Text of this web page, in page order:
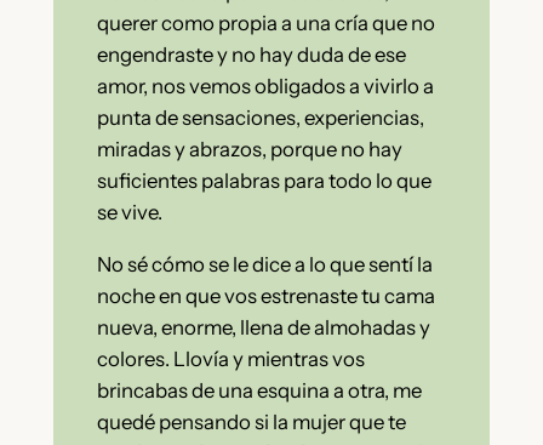
querer como propia a una cría que no
engendraste y no hay duda de ese
amor, nos vemos obligados a vivirlo a
punta de sensaciones, experiencias,
miradas y abrazos, porque no hay
suficientes palabras para todo lo que
se vive.
No sé cómo se le dice a lo que sentí la
noche en que vos estrenaste tu cama
nueva, enorme, llena de almohadas y
colores. Llovía y mientras vos
brincabas de una esquina a otra, me
quedé pensando si la mujer que te